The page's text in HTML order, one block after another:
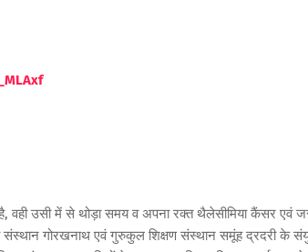
वही उसी में से थोड़ा समय व अपना रक्त थैलेसीमिया कैंसर एवं
गोरखनाथ एवं गुरुकुल शिक्षण संस्थान समूंह द्रदरी के संयुक्त